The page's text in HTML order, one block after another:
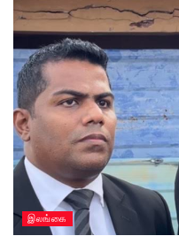
இலங்கை